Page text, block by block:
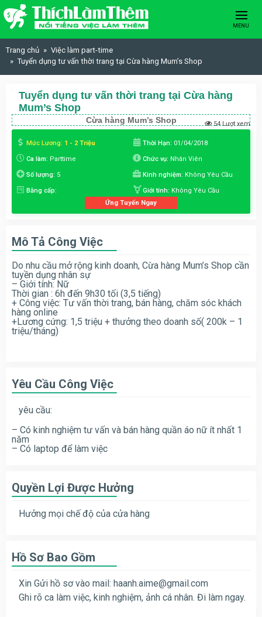
Skip to content
MENU
Trang chủ
Việc làm part-time
Tuyển dụng tư vấn thời trang tại Cừa hàng Mum’s Shop
Tuyển dụng tư vấn thời trang tại Cừa hàng
Mum’s Shop
Cừa hàng Mum’s Shop 54 Lượt xem
Mức Lương: 1 - 2 Triệu Thời Hạn: 01/04/2018
Ca làm: Parttime Chức vụ: Nhân Viên
Số lượng: 5 Kinh nghiệm: Không Yêu Cầu
Bằng cấp: Giới tính: Không Yêu Cầu
Ứng Tuyển Ngay
Mô Tả Công Việc
Do nhu cầu mở rộng kinh doanh, Cừa hàng Mum’s Shop cần
tuyền dụng nhân sự
– Giới tính: Nữ
Thời gian : 6h đến 9h30 tối (3,5 tiếng)
+ Công việc: Tư vấn thời trang, bán hàng, chăm sóc khách
hàng online
+Lương cứng: 1,5 triệu + thưởng theo doanh số( 200k – 1
triệu/tháng)
Yêu Cầu Công Việc
yêu cầu:
– Có kinh nghiệm tư vấn và bán hàng quần áo nữ ít nhất 1
năm
– Có laptop để làm việc
Quyền Lợi Được Hưởng
Hưởng mọi chế độ của cửa hàng
Hồ Sơ Bao Gồm
Xin Gửi hồ sơ vào mail: haanh.aime@gmail.com
Ghi rõ ca làm việc, kinh nghiệm, ảnh cá nhân. Đi làm ngay.